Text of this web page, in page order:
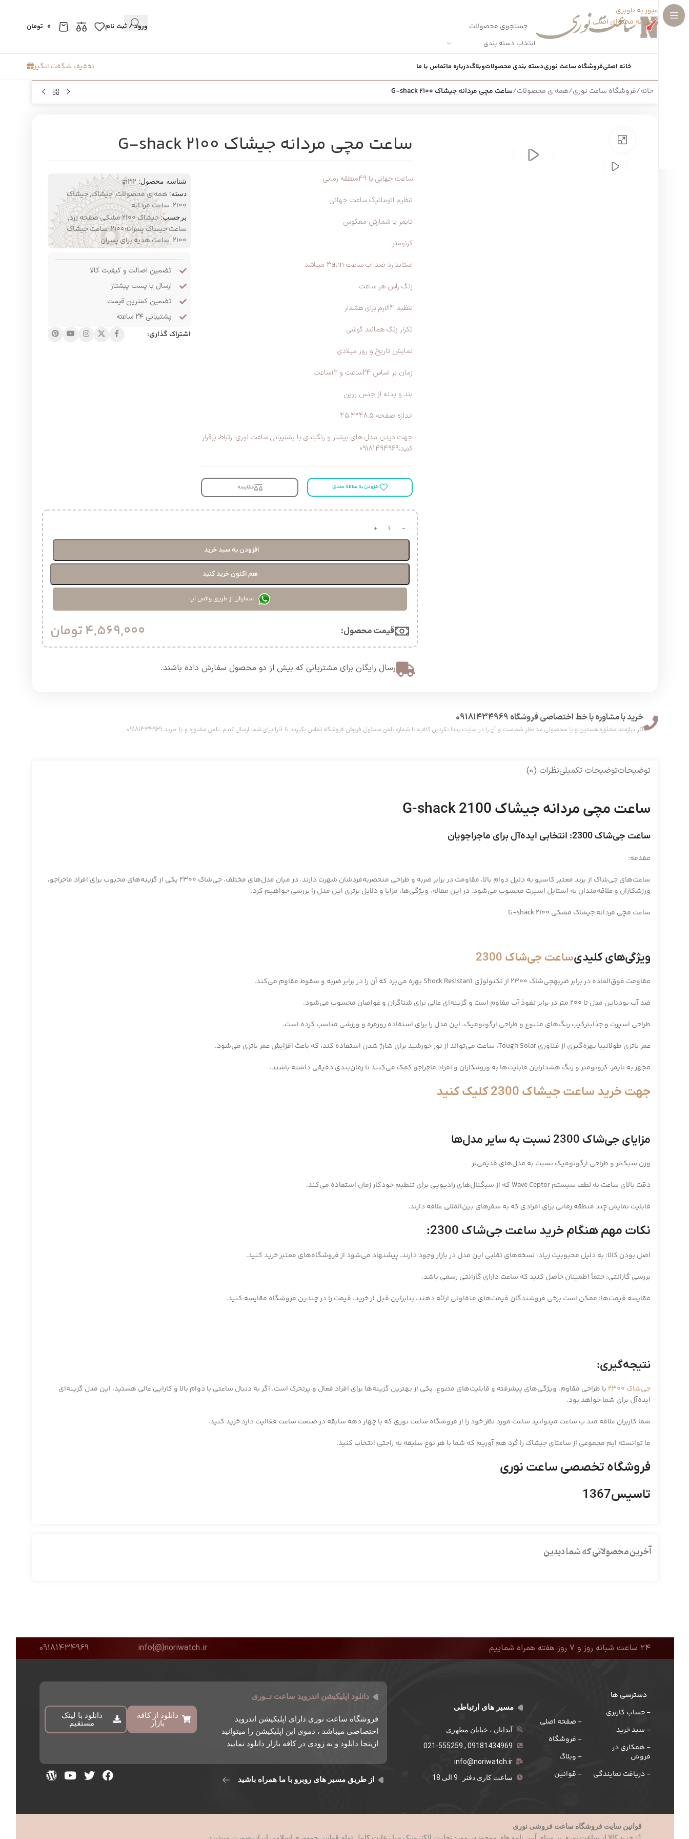
عبور به ناوبری
رفتن به محتوای اصلی
انتخاب دسته بندی
ورود / ثبت نام 0 تومان
خانه اصلیفروشگاه ساعت نوریدسته بندی محصولاتوبلاگدرباره ماتماس با ما تخفیف شگفت انگیز
خانه/فروشگاه ساعت نوری/همه ی محصولات/ساعت مچی مردانه جیشاک 2100 G-shack
ساعت مچی مردانه جیشاک 2100 G-shack
ساعت جهانی با 49منطقه زمانی
تنظیم اتوماتیک ساعت جهانی
تایمر یا شمارش معکوس
کرنومتر
استاندارد ضد اب ساعت 3atm میباشد
زنگ راس هر ساعت
تنظیم 4الارم برای هشدار
تکرار زنگ همانند گوشی
نمایش تاریخ و روز میلادی
زمان بر اساس 24ساعت و 12ساعت
بند و بدنه از جنس رزین
اندازه صفحه 48.5*45.4
جهت دیدن مدل های بیشتر و رنگبندی با پشتیبانی ساعت نوری ارتباط برقرار
کنید.09181494969
افزودن به علاقه مندی مقایسه
شناسه محصول: gi32
دسته: همه ی محصولات,جیشاک,جیشاک
۲۱۰۰, ساعت مردانه
برچسب:جیشاک 2100 مشکی صفحه زرد
,
ساعت جیساک پسرانه2100
,ساعت جیشاک
2100
,ساعت هدیه برای پسران
تضمین اصالت و کیفیت کالا
ارسال با پست پیشتاز
تضمین کمترین قیمت
پشتیبانی ۲۴ ساعته
اشتراک گذاری:
افزودن به سبد خرید
هم اکنون خرید کنید
سفارش از طریق واتس آپ
قیمت محصول:​ 4,569,000تومان
ارسال رایگان برای مشتریانی که بیش از دو محصول سفارش داده باشند.​
خرید با مشاوره با خط اختصاصی فروشگاه 09181434969
اگر نیازمند مشاوره هستین و یا محصولی مد نظر شماست و آن را در سایت پیدا نکردین کافیه با شماره تلفن مسئول فروش فروشگاه تماس بگیرید تا آنرا برای شما ارسال کنیم. تلفن مشاوره و یا خرید 09181434969
توضیحاتتوضیحات تکمیلینظرات (0)
ساعت مچی مردانه جیشاک 2100 G-shack
ساعت جی‌شاک 2300: انتخابی ایده‌آل برای ماجراجویان
مقدمه:
ساعت‌های جی‌شاک از برند معتبر کاسیو به دلیل دوام بالا، مقاومت در برابر ضربه و طراحی منحصربه‌فردشان شهرت دارند. در میان مدل‌های مختلف، جی‌شاک 2300 یکی از گزینه‌های محبوب برای افراد ماجراجو،
ورزشکاران و علاقه‌مندان به استایل اسپرت محسوب می‌شود. در این مقاله، ویژگی‌ها، مزایا و دلایل برتری این مدل را بررسی خواهیم کرد.
ساعت مچی مردانه جیشاک مشکی G-shack 2100
ویژگی‌های کلیدیساعت جی‌شاک 2300
مقاومت فوق‌العاده در برابر ضربهجی‌شاک 2300 از تکنولوژی Shock Resistant بهره می‌برد که آن را در برابر ضربه و سقوط مقاوم می‌کند.
ضد آب بودناین مدل تا 200 متر در برابر نفوذ آب مقاوم است و گزینه‌ای عالی برای شناگران و غواصان محسوب می‌شود.
طراحی اسپرت و جذابترکیب رنگ‌های متنوع و طراحی ارگونومیک، این مدل را برای استفاده روزمره و ورزشی مناسب کرده است.
عمر باتری طولانیبا بهره‌گیری از فناوری Tough Solar، ساعت می‌تواند از نور خورشید برای شارژ شدن استفاده کند، که باعث افزایش عمر باتری می‌شود.
مجهز به تایمر، کرونومتر و زنگ هشداراین قابلیت‌ها به ورزشکاران و افراد ماجراجو کمک می‌کنند تا زمان‌بندی دقیقی داشته باشند.
جهت خرید ساعت جیشاک 2300 کلیک کنید
مزایای جی‌شاک 2300 نسبت به سایر مدل‌ها
وزن سبک‌تر و طراحی ارگونومیک نسبت به مدل‌های قدیمی‌تر
دقت بالای ساعت به لطف سیستم Wave Ceptor که از سیگنال‌های رادیویی برای تنظیم خودکار زمان استفاده می‌کند.
قابلیت نمایش چند منطقه زمانی برای افرادی که به سفرهای بین‌المللی علاقه دارند.
نکات مهم هنگام خرید ساعت جی‌شاک 2300:
اصل بودن کالا: به دلیل محبوبیت زیاد، نسخه‌های تقلبی این مدل در بازار وجود دارند. پیشنهاد می‌شود از فروشگاه‌های معتبر خرید کنید.
بررسی گارانتی: حتماً اطمینان حاصل کنید که ساعت دارای گارانتی رسمی باشد.
مقایسه قیمت‌ها: ممکن است برخی فروشندگان قیمت‌های متفاوتی ارائه دهند، بنابراین قبل از خرید، قیمت را در چندین فروشگاه مقایسه کنید.
نتیجه‌گیری:
جی‌شاک 2300
با طراحی مقاوم، ویژگی‌های پیشرفته و قابلیت‌های متنوع، یکی از بهترین گزینه‌ها برای افراد فعال و پرتحرک است. اگر به دنبال ساعتی با دوام بالا و کارایی عالی هستید، این مدل گزینه‌ای
ایده‌آل برای شما خواهد بود.
شما کاربران علاقه مند ب ساعت میتوانید ساعت مورد نظر خود را از فروشگاه ساعت نوری که با چهار دهه سابقه در صنعت ساعت فغالیت دارد خرید کنید.
ما توانسته ایم مجموعی از ساعتای جیشاک را گرد هم آوریم که شما با هر نوع سلیقه به راحتی انتخاب کنید.
فروشگاه تخصصی ساعت نوری
تاسیس1367
آخرین محصولاتی که شما دیدین
۲۴ ساعت شبانه روز و ۷ روز هفته همراه شماییم info{@}noriwatch.ir
09181434969
دسترسی ها
- حساب کاربری
- سبد خرید
- همکاری در
فروش
- دریافت نمایندگی
- صفحه اصلی
- فروشگاه
- وبلاگ
- قوانین
مسیر های ارتباطی
آبدانان ، خیابان مطهری
09181434969 , 021-555259
info@noriwatch.ir
ساعت کاری دفتر : 9 الی 18
دانلود اپلیکیشن اندروید ساعت نــوری
فروشگاه ساعت نوری دارای اپلیکیشن اندروید
اختصاصی میباشد ، دموی این اپلیکیشن را میتوانید
ازینجا دانلود و به زودی در کافه بازار دانلود نمایید
دانلود از کافه
بازار
دانلود با لینک
مستقیم
از طریق مسیر های روبرو با ما همراه باشید
قوانین سایت فروشگاه ساعت فروشی نوری
1- خرید کالا از ساعت نوری بر مبنای آیین نامه های موجود در مورد تجارت الکترونیک و با رعایت کامل تمام قوانین جمهوری اسلامی ایران صورت میپذیرد.